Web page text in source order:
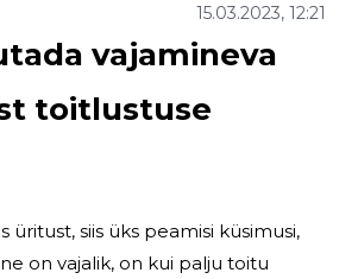
vajamineva
toitlustuse
15.03.2023, 12:21
üritust, siis üks peamisi küsimusi,
on vajalik, on kui palju toitu